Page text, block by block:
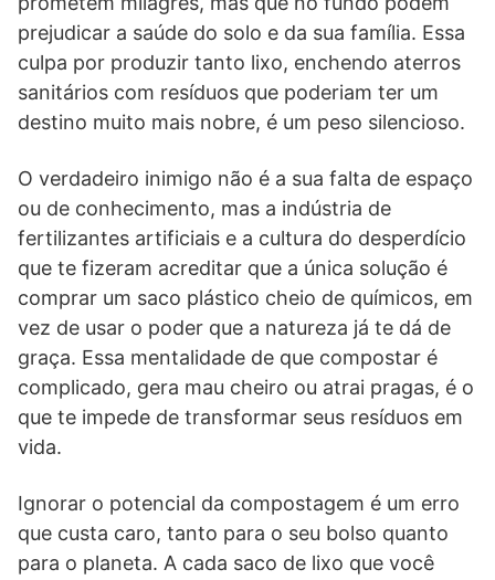
prejudicar a saúde do solo e da sua família. Essa
culpa por produzir tanto lixo, enchendo aterros
sanitários com resíduos que poderiam ter um
destino muito mais nobre, é um peso silencioso.
O verdadeiro inimigo não é a sua falta de espaço
ou de conhecimento, mas a indústria de
fertilizantes artificiais e a cultura do desperdício
que te fizeram acreditar que a única solução é
comprar um saco plástico cheio de químicos, em
vez de usar o poder que a natureza já te dá de
graça. Essa mentalidade de que compostar é
complicado, gera mau cheiro ou atrai pragas, é o
que te impede de transformar seus resíduos em
vida.
Ignorar o potencial da compostagem é um erro
que custa caro, tanto para o seu bolso quanto
para o planeta. A cada saco de lixo que você